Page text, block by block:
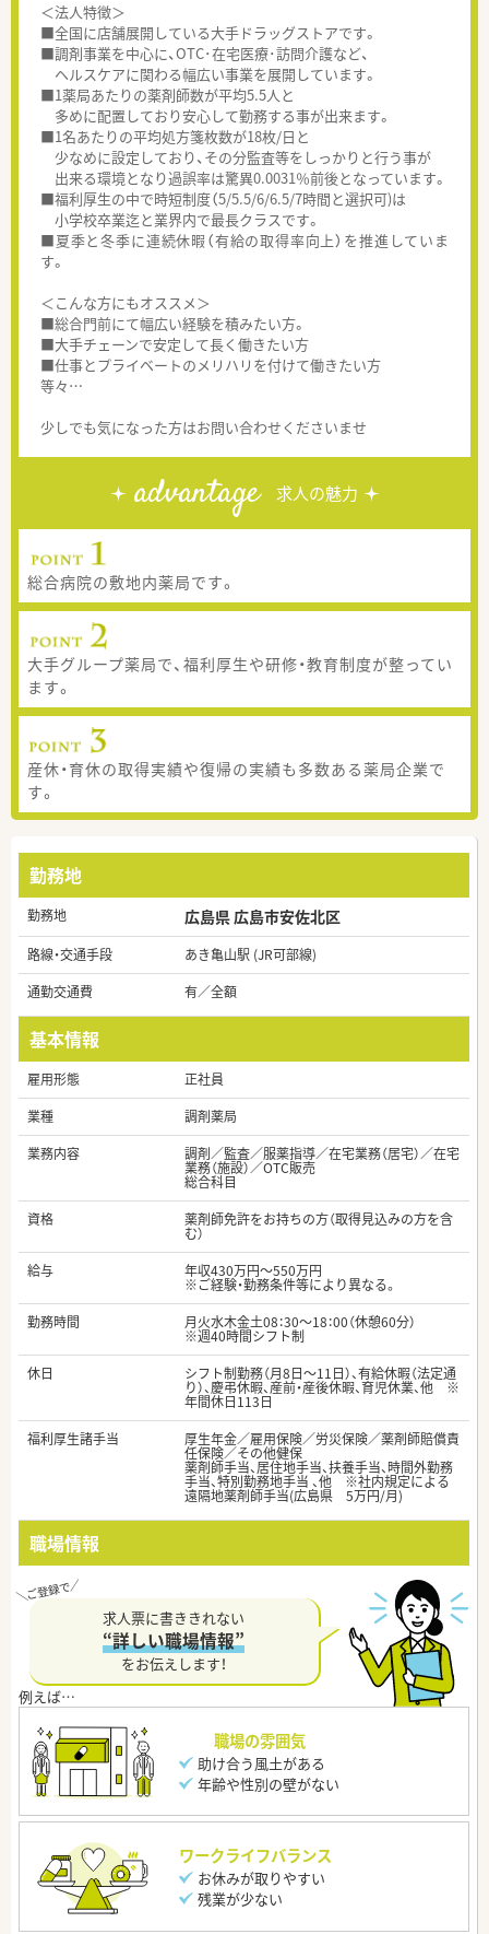
＜法人特徴＞
■全国に店舗展開している大手ドラッグストアです。
■調剤事業を中心に、OTC･在宅医療･訪問介護など、
ヘルスケアに関わる幅広い事業を展開しています。
■1薬局あたりの薬剤師数が平均5.5人と
多めに配置しており安心して勤務する事が出来ます。
■1名あたりの平均処方箋枚数が18枚/日と
少なめに設定しており、その分監査等をしっかりと行う事が
出来る環境となり過誤率は驚異0.0031％前後となっています。
■福利厚生の中で時短制度（5/5.5/6/6.5/7時間と選択可)は
小学校卒業迄と業界内で最長クラスです。
■夏季と冬季に連続休暇（有給の取得率向上）を推進していま
す。
＜こんな方にもオススメ＞
■総合門前にて幅広い経験を積みたい方。
■大手チェーンで安定して長く働きたい方
■仕事とプライベートのメリハリを付けて働きたい方
等々…
少しでも気になった方はお問い合わせくださいませ
advantage 求人の魅力
総合病院の敷地内薬局です。
大手グループ薬局で、福利厚生や研修・教育制度が整ってい
ます。
産休・育休の取得実績や復帰の実績も多数ある薬局企業で
す。
勤務地
勤務地 広島県 広島市安佐北区
路線・交通手段
あき亀山駅 (JR可部線)
通勤交通費
有／全額
基本情報
雇用形態
正社員
業種
調剤薬局
業務内容
調剤／監査／服薬指導／在宅業務（居宅）／在宅
業務（施設）／OTC販売
総合科目
資格
薬剤師免許をお持ちの方（取得見込みの方を含
む）
給与
年収430万円～550万円
※ご経験・勤務条件等により異なる。
勤務時間
月火水木金土08：30～18：00（休憩60分）
※週40時間シフト制
休日
シフト制勤務（月8日～11日）、有給休暇（法定通
り）、慶弔休暇、産前・産後休暇、育児休業、他 ※
年間休日113日
福利厚生諸手当
厚生年金／雇用保険／労災保険／薬剤師賠償責
任保険／その他健保
薬剤師手当、居住地手当、扶養手当、時間外勤務
手当、特別勤務地手当 、他 ※社内規定による
遠隔地薬剤師手当(広島県 5万円/月)
職場情報
求人票に書ききれない
“詳しい職場情報”
をお伝えします！
職場の雰囲気
助け合う風土がある
年齢や性別の壁がない
ワークライフバランス
お休みが取りやすい
残業が少ない